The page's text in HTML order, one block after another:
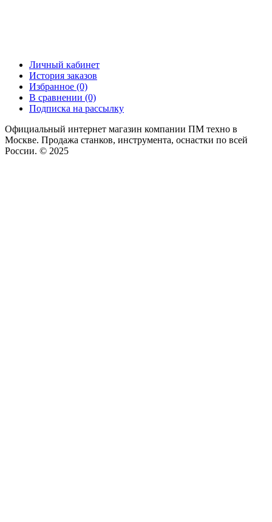
Личный кабинет
История заказов
Избранное (0)
В сравнении (0)
Подписка на рассылку
Официальный интернет магазин компании ПМ техно в
Москве. Продажа станков, инструмента, оснастки по всей
России. © 2025